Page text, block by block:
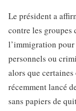
Le président a
contre les
l’immigration
personnels ou
alors que
récemment lancé
sans papiers de